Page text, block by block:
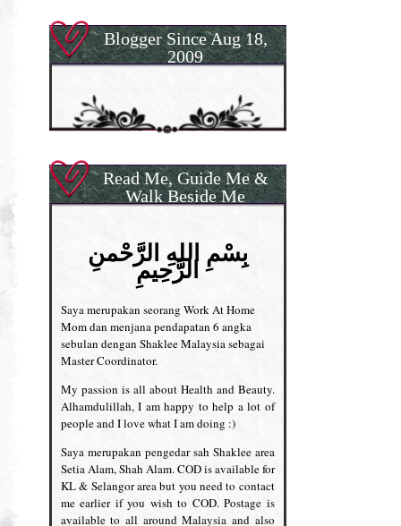
Blogger Since Aug 18,
2009
Read Me, Guide Me &
Walk Beside Me
بِسْمِ اللهِ الرَّحْمنِ
الرَّحِيمِ
Saya merupakan seorang Work At Home
Mom dan menjana pendapatan 6 angka
sebulan dengan Shaklee Malaysia sebagai
Master Coordinator.
My passion is all about Health and Beauty.
Alhamdulillah, I am happy to help a lot of
people and I love what I am doing :)
Saya merupakan pengedar sah Shaklee area
Setia Alam, Shah Alam. COD is available for
KL & Selangor area but you need to contact
me earlier if you wish to COD. Postage is
available to all around Malaysia and also